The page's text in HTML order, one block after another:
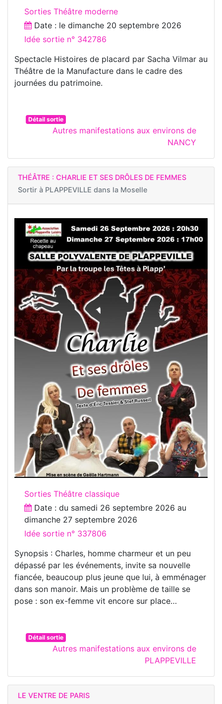
Sorties Théâtre moderne
Date : le dimanche 20 septembre 2026
Idée sortie n° 342786
Spectacle Histoires de placard par Sacha Vilmar au
Théâtre de la Manufacture dans le cadre des
journées du patrimoine.
Détail sortie
Autres manifestations aux environs de
NANCY
THÉÂTRE : CHARLIE ET SES DRÔLES DE FEMMES
Sortir à PLAPPEVILLE dans la Moselle
Sorties Théâtre classique
Date : du samedi 26 septembre 2026 au
dimanche 27 septembre 2026
Idée sortie n° 337806
Synopsis : Charles, homme charmeur et un peu
dépassé par les événements, invite sa nouvelle
fiancée, beaucoup plus jeune que lui, à emménager
dans son manoir. Mais un problème de taille se
pose : son ex-femme vit encore sur place…
Détail sortie
Autres manifestations aux environs de
PLAPPEVILLE
LE VENTRE DE PARIS